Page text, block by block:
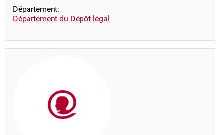
Département:
Département du Dépôt légal